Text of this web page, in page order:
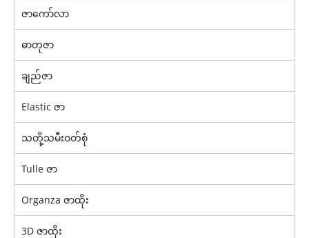
ဇာကော်လာ
ဓာတုဇာ
ချည်ဇာ
Elastic ဇာ
သတို့သမီးဝတ်စုံ
Tulle ဇာ
Organza ဇာထိုး
3D ဇာထိုး